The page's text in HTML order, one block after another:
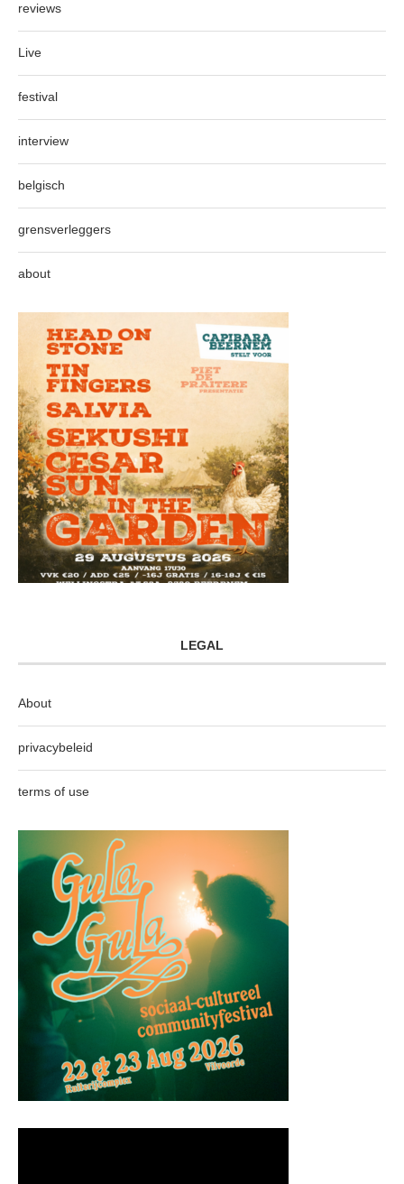
reviews
Live
festival
interview
belgisch
grensverleggers
about
LEGAL
About
privacybeleid
terms of use